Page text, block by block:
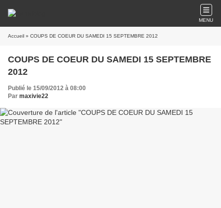
MENU
Accueil » COUPS DE COEUR DU SAMEDI 15 SEPTEMBRE 2012
COUPS DE COEUR DU SAMEDI 15 SEPTEMBRE
2012
Publié le 15/09/2012 à 08:00
Par maxivie22